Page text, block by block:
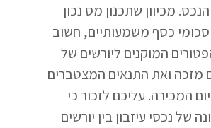
מכיוון שתכנון מס נכון
סכומי כסף משמעותיים, חשוב
המוקנים ליורשים של
מזכה ואת התנאים המצטברים
המכירה. עליכם לזכור כי
של נכסי עיזבון בין יורשים